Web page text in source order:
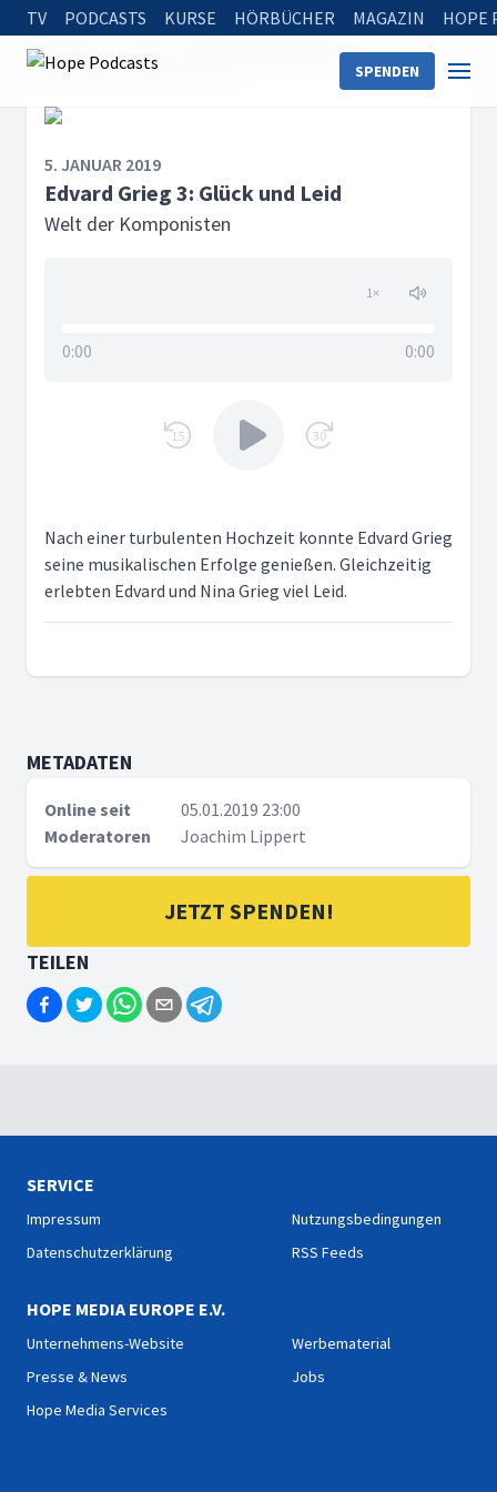
TV PODCASTS KURSE HÖRBÜCHER MAGAZIN HOPE
SPENDEN
Startseite
Welt der Komponisten
Edvard Grieg 3: Glück und Leid
5. JANUAR 2019
Edvard Grieg 3: Glück und Leid
Welt der Komponisten
1×
0:00 0:00
15 30
Nach einer turbulenten Hochzeit konnte Edvard Grieg
seine musikalischen Erfolge genießen. Gleichzeitig
erlebten Edvard und Nina Grieg viel Leid.
METADATEN
Online seit
05.01.2019 23:00
Moderatoren
Joachim Lippert
JETZT SPENDEN!
TEILEN
SERVICE
Impressum
Datenschutzerklärung
Nutzungsbedingungen
RSS Feeds
HOPE MEDIA EUROPE E.V.
Unternehmens-Website
Presse & News
Hope Media Services
Werbematerial
Jobs